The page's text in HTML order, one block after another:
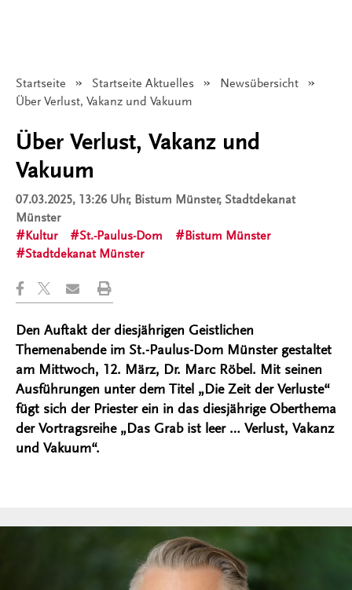
Startseite Startseite Aktuelles
Newsübersicht
Angezeigt:
Über Verlust, Vakanz und Vakuum
Über Verlust, Vakanz und
Vakuum
07.03.2025, 13:26 Uhr, Bistum Münster, Stadtdekanat
Münster
Kultur
St.-Paulus-Dom
Bistum Münster
Stadtdekanat Münster
Den Auftakt der diesjährigen Geistlichen
Themenabende im St.-Paulus-Dom Münster gestaltet
am Mittwoch, 12. März, Dr. Marc Röbel. Mit seinen
Ausführungen unter dem Titel „Die Zeit der Verluste“
fügt sich der Priester ein in das diesjährige Oberthema
der Vortragsreihe „Das Grab ist leer … Verlust, Vakanz
und Vakuum“.